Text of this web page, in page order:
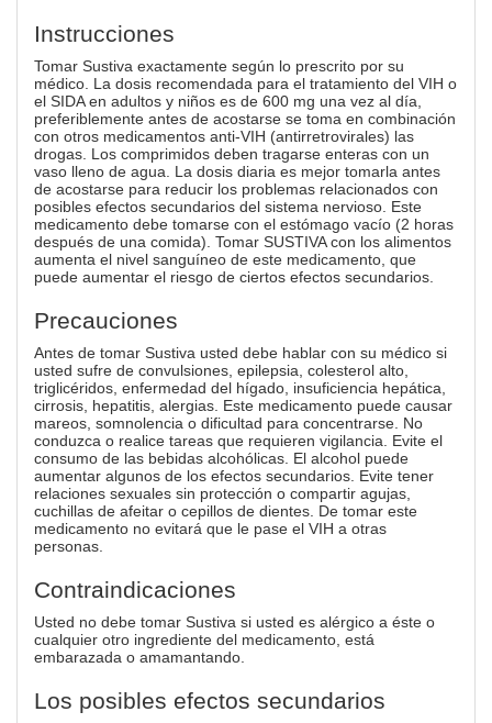
Instrucciones
Tomar Sustiva exactamente según lo prescrito por su
médico. La dosis recomendada para el tratamiento del VIH o
el SIDA en adultos y niños es de 600 mg una vez al día,
preferiblemente antes de acostarse se toma en combinación
con otros medicamentos anti-VIH (antirretrovirales) las
drogas. Los comprimidos deben tragarse enteras con un
vaso lleno de agua. La dosis diaria es mejor tomarla antes
de acostarse para reducir los problemas relacionados con
posibles efectos secundarios del sistema nervioso. Este
medicamento debe tomarse con el estómago vacío (2 horas
después de una comida). Tomar SUSTIVA con los alimentos
aumenta el nivel sanguíneo de este medicamento, que
puede aumentar el riesgo de ciertos efectos secundarios.
Precauciones
Antes de tomar Sustiva usted debe hablar con su médico si
usted sufre de convulsiones, epilepsia, colesterol alto,
triglicéridos, enfermedad del hígado, insuficiencia hepática,
cirrosis, hepatitis, alergias. Este medicamento puede causar
mareos, somnolencia o dificultad para concentrarse. No
conduzca o realice tareas que requieren vigilancia. Evite el
consumo de las bebidas alcohólicas. El alcohol puede
aumentar algunos de los efectos secundarios. Evite tener
relaciones sexuales sin protección o compartir agujas,
cuchillas de afeitar o cepillos de dientes. De tomar este
medicamento no evitará que le pase el VIH a otras
personas.
Contraindicaciones
Usted no debe tomar Sustiva si usted es alérgico a éste o
cualquier otro ingrediente del medicamento, está
embarazada o amamantando.
Los posibles efectos secundarios